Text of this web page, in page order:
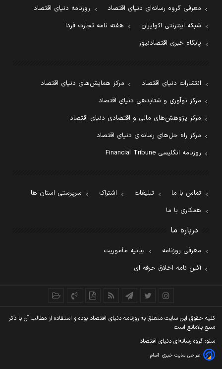
شهید لاریجانی چگونه شناسایی شد؟/ روایت تازه سردار کوثری از نحوه
رسانه‌ای شما به صدا درآمده، در کار خود تجدید نظر کنید
گروه نشریات دنیای اقتصاد
مرکز نوآوری و شتابدهی دنیای اقتصاد
مرکز پژوهش‌های مالی و اقتصادی دنیای اقتصاد
مرکز راه حل‌های رسانه‌ای دنیای اقتصاد
تماس با ما
همکاری با ما